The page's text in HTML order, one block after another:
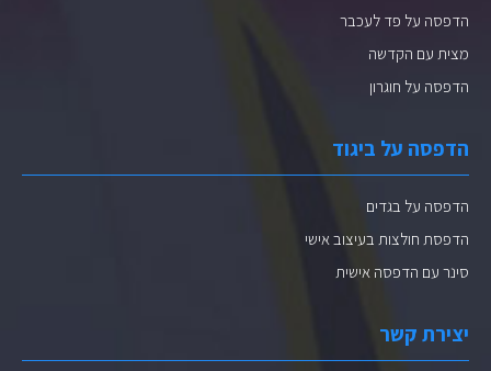
הדפסה על פד לעכבר
מצית עם הקדשה
הדפסה על חוגרון
הדפסה על ביגוד
הדפסה על בגדים
הדפסת חולצות בעיצוב אישי
סינר עם הדפסה אישית
יצירת קשר